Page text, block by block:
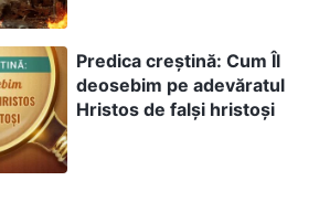
opune și o condamnă, atunci
mari nesăbuiți.
ce spun pastorii și
când cercetăm
Predica creștină: Cum Îl
deosebim pe adevăratul
Hristos de falși hristoși